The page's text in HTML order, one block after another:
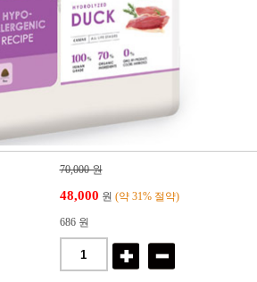
70,000 원
48,000 원 (약 31% 절약)
686 원